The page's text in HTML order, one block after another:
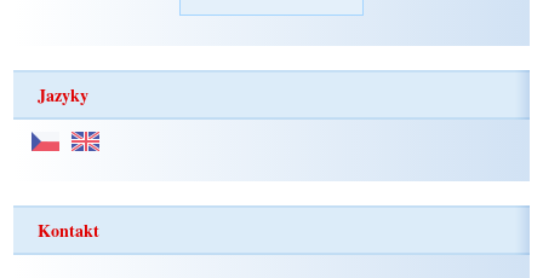
Jazyky
Kontakt